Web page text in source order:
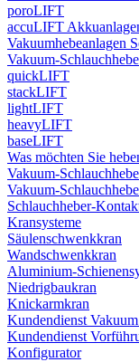
poroLIFT
accuLIFT
Vakuumhebeanlagen
Vakuum-
quickLIFT
stackLIFT
lightLIFT
heavyLIFT
baseLIFT
Was möchten Sie
Vakuum-
Vakuum-
Schlauchheber-
Kransysteme
Säulenschwenkkran
Wandschwenkkran
Aluminium-
Niedrigbaukran
Knickarmkran
Kundendienst
Kundendienst
Konfigurator